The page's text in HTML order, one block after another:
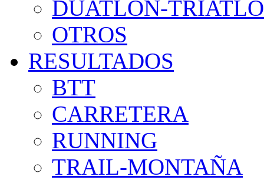
DUATLON-
OTROS
RESULTADOS
BTT
CARRETERA
RUNNING
TRAIL-MONTAÑA